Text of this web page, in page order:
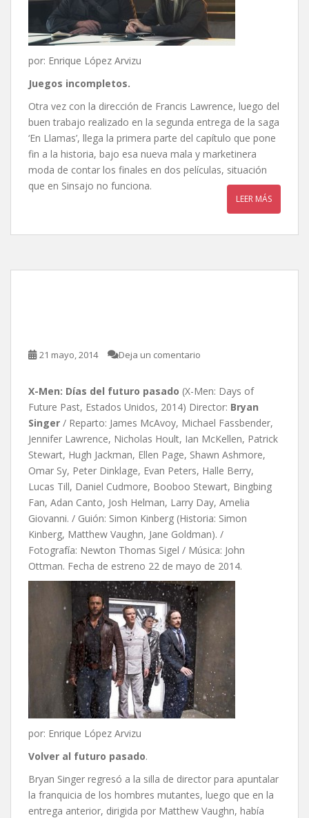
por: Enrique López Arvizu
Juegos incompletos.
Otra vez con la dirección de Francis Lawrence, luego del
buen trabajo realizado en la segunda entrega de la saga
‘En Llamas’, llega la primera parte del capítulo que pone
fin a la historia, bajo esa nueva mala y marketinera
moda de contar los finales en dos películas, situación
que en Sinsajo no funciona.
LEER MÁS
21 mayo, 2014 Deja un comentario
X-Men: Días del futuro pasado (X-Men: Days of
Future Past, Estados Unidos, 2014) Director: Bryan
Singer / Reparto: James McAvoy, Michael Fassbender,
Jennifer Lawrence, Nicholas Hoult, Ian McKellen, Patrick
Stewart, Hugh Jackman, Ellen Page, Shawn Ashmore,
Omar Sy, Peter Dinklage, Evan Peters, Halle Berry,
Lucas Till, Daniel Cudmore, Booboo Stewart, Bingbing
Fan, Adan Canto, Josh Helman, Larry Day, Amelia
Giovanni. / Guión: Simon Kinberg (Historia: Simon
Kinberg, Matthew Vaughn, Jane Goldman). /
Fotografía: Newton Thomas Sigel / Música: John
Ottman. Fecha de estreno 22 de mayo de 2014.
por: Enrique López Arvizu
Volver al futuro pasado.
Bryan Singer regresó a la silla de director para apuntalar
la franquicia de los hombres mutantes, luego que en la
entrega anterior, dirigida por Matthew Vaughn, había